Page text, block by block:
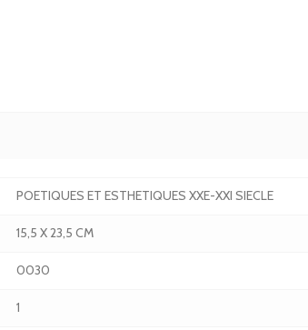
POETIQUES ET ESTHETIQUES XXE-XXI SIECLE
15,5 X 23,5 CM
0030
1